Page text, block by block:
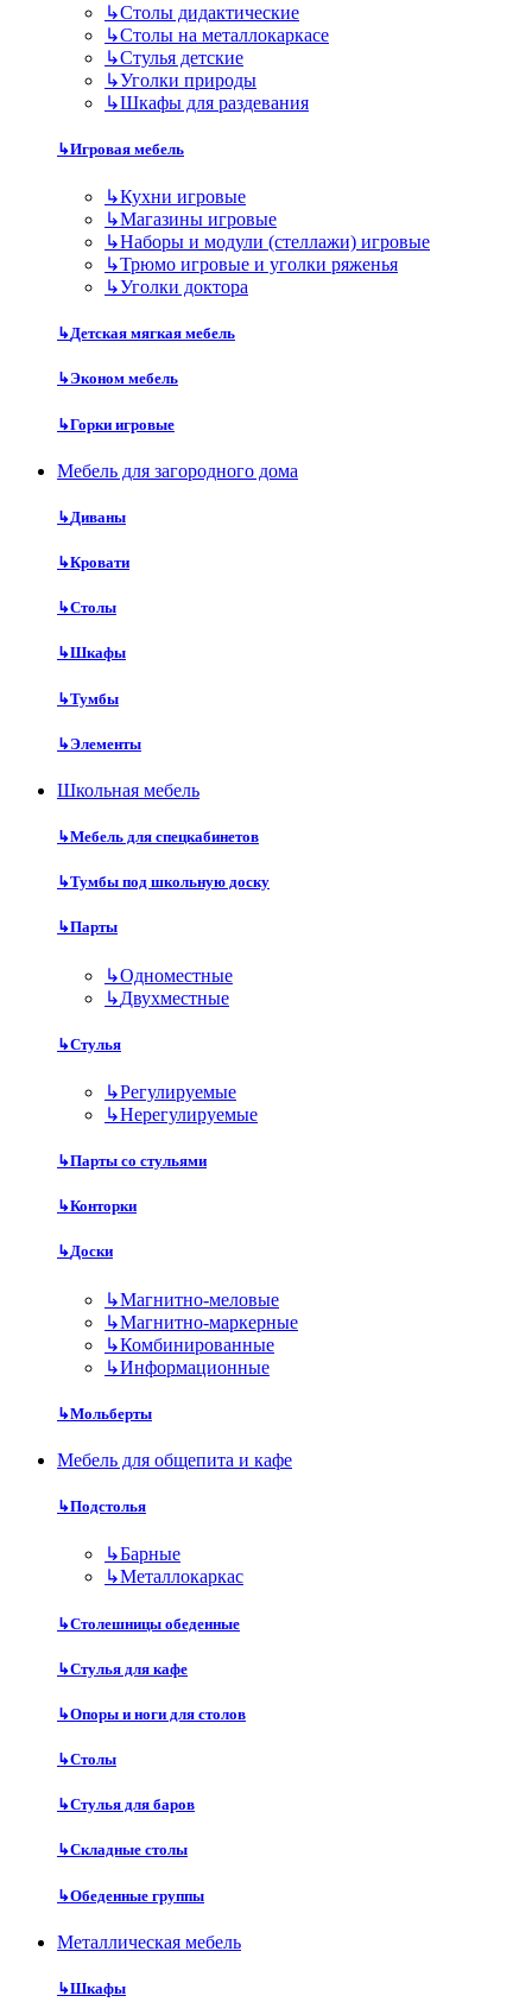
↳Столы дидактические
↳Столы на металлокаркасе
↳Стулья детские
↳Уголки природы
↳Шкафы для раздевания
↳Игровая мебель
↳Кухни игровые
↳Магазины игровые
↳Наборы и модули (стеллажи) игровые
↳Трюмо игровые и уголки ряженья
↳Уголки доктора
↳Детская мягкая мебель
↳Эконом мебель
↳Горки игровые
Мебель для загородного дома
↳Диваны
↳Кровати
↳Столы
↳Шкафы
↳Тумбы
↳Элементы
Школьная мебель
↳Мебель для спецкабинетов
↳Тумбы под школьную доску
↳Парты
↳Одноместные
↳Двухместные
↳Стулья
↳Регулируемые
↳Нерегулируемые
↳Парты со стульями
↳Конторки
↳Доски
↳Магнитно-меловые
↳Магнитно-маркерные
↳Комбинированные
↳Информационные
↳Мольберты
Мебель для общепита и кафе
↳Подстолья
↳Барные
↳Металлокаркас
↳Столешницы обеденные
↳Стулья для кафе
↳Опоры и ноги для столов
↳Столы
↳Стулья для баров
↳Складные столы
↳Обеденные группы
Металлическая мебель
↳Шкафы